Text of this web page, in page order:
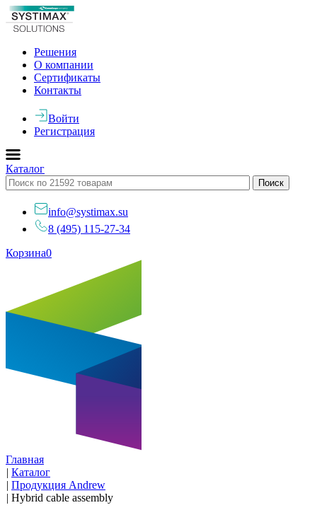
Решения
О компании
Сертификаты
Контакты
Войти
Регистрация
Каталог
info@systimax.su
8 (495) 115-27-34
Корзина0
Главная
| Каталог
| Продукция Andrew
| Hybrid cable assembly